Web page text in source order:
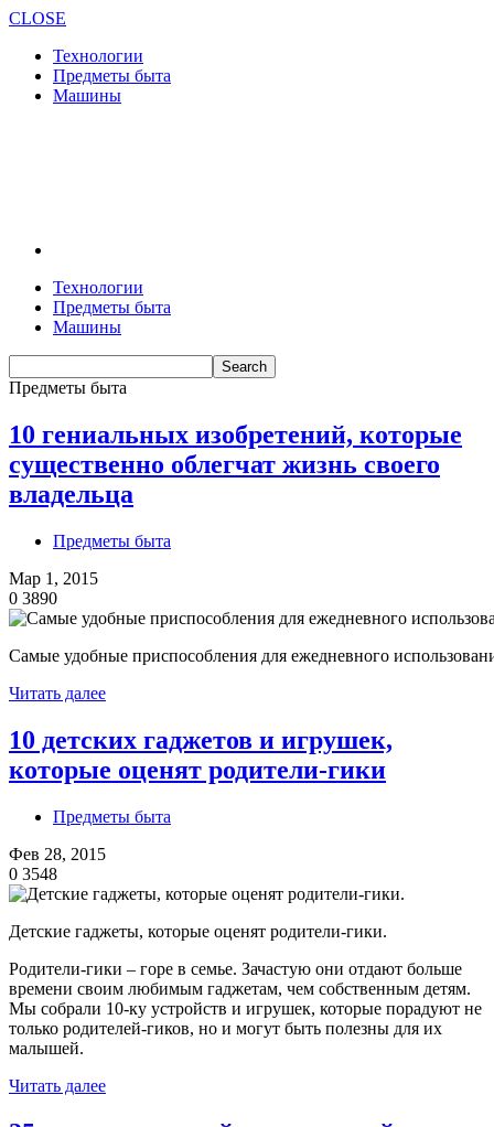
CLOSE
Технологии
Предметы быта
Машины
Технологии
Предметы быта
Машины
Предметы быта
10 гениальных изобретений, которые
существенно облегчат жизнь своего
владельца
Предметы быта
Мар 1, 2015
0 3890
Самые удобные приспособления для ежедневного
Читать далее
10 детских гаджетов и игрушек,
которые оценят родители-гики
Предметы быта
Фев 28, 2015
0 3548
Детские гаджеты, которые оценят родители-гики.
Родители-гики – горе в семье. Зачастую они отдают больше
времени своим любимым гаджетам, чем собственным детям.
Мы собрали 10-ку устройств и игрушек, которые порадуют не
только родителей-гиков, но и могут быть полезны для их
малышей.
Читать далее